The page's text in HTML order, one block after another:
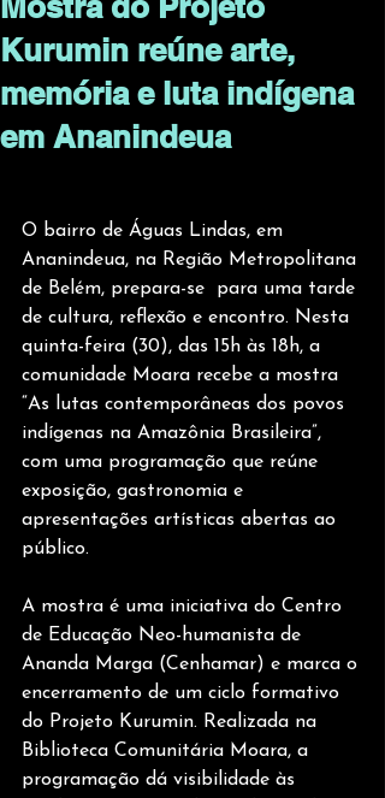
Kurumin reúne arte,
memória e luta indígena
em Ananindeua
O bairro de Águas Lindas, em
Ananindeua, na Região Metropolitana
de Belém, prepara-se  para uma tarde
de cultura, reflexão e encontro. Nesta
quinta-feira (30), das 15h às 18h, a
comunidade Moara recebe a mostra
“As lutas contemporâneas dos povos
indígenas na Amazônia Brasileira”,
com uma programação que reúne
exposição, gastronomia e
apresentações artísticas abertas ao
público.
A mostra é uma iniciativa do Centro
de Educação Neo-humanista de
Ananda Marga (Cenhamar) e marca o
encerramento de um ciclo formativo
do Projeto Kurumin. Realizada na
Biblioteca Comunitária Moara, a
programação dá visibilidade às